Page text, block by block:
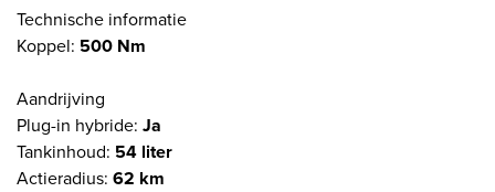
Technische informatie
Koppel: 500 Nm
Aandrijving
Plug-in hybride: Ja
Tankinhoud: 54 liter
Actieradius: 62 km